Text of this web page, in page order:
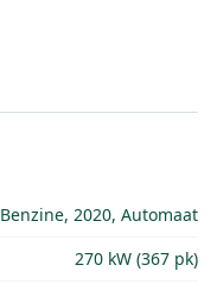
Benzine, 2020, Automaat
270 kW (367 pk)